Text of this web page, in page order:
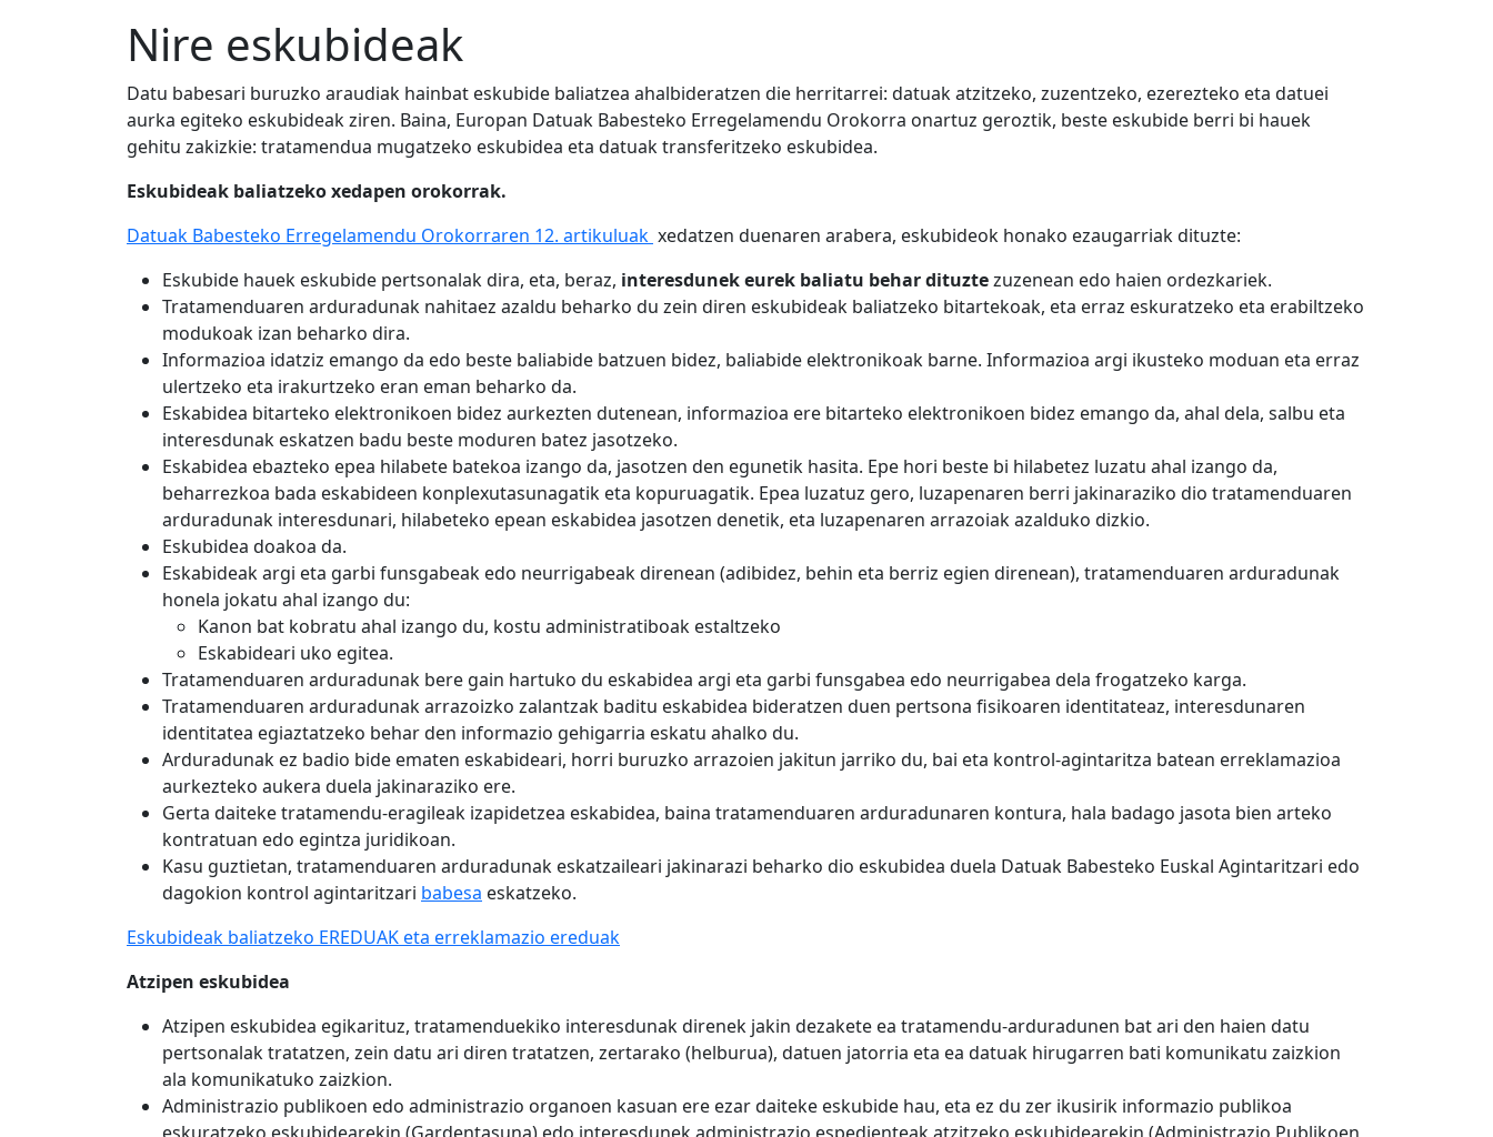
Nire eskubideak
Datu babesari buruzko araudiak hainbat eskubide baliatzea ahalbideratzen die herritarrei: datuak atzitzeko, zuzentzeko, ezerezteko eta datuei
aurka egiteko eskubideak ziren. Baina, Europan Datuak Babesteko Erregelamendu Orokorra onartuz geroztik, beste eskubide berri bi hauek
gehitu zakizkie: tratamendua mugatzeko eskubidea eta datuak transferitzeko eskubidea.
Eskubideak baliatzeko xedapen orokorrak.
Datuak Babesteko Erregelamendu Orokorraren 12. artikuluak xedatzen duenaren arabera, eskubideok honako ezaugarriak dituzte:
Eskubide hauek eskubide pertsonalak dira, eta, beraz, interesdunek eurek baliatu behar dituztezuzenean edo haien ordezkariek.
Tratamenduaren arduradunak nahitaez azaldu beharko du zein diren eskubideak baliatzeko bitartekoak, eta erraz eskuratzeko eta erabiltzeko
modukoak izan beharko dira.
Informazioa idatziz emango da edo beste baliabide batzuen bidez, baliabide elektronikoak barne. Informazioa argi ikusteko moduan eta erraz
ulertzeko eta irakurtzeko eran eman beharko da.
Eskabidea bitarteko elektronikoen bidez aurkezten dutenean, informazioa ere bitarteko elektronikoen bidez emango da, ahal dela, salbu eta
interesdunak eskatzen badu beste moduren batez jasotzeko.
Eskabidea ebazteko epea hilabete batekoa izango da, jasotzen den egunetik hasita. Epe hori beste bi hilabetez luzatu ahal izango da,
beharrezkoa bada eskabideen konplexutasunagatik eta kopuruagatik. Epea luzatuz gero, luzapenaren berri jakinaraziko dio tratamenduaren
arduradunak interesdunari, hilabeteko epean eskabidea jasotzen denetik, eta luzapenaren arrazoiak azalduko dizkio.
Eskubidea doakoa da.
Eskabideak argi eta garbi funsgabeak edo neurrigabeak direnean (adibidez, behin eta berriz egien direnean), tratamenduaren arduradunak
honela jokatu ahal izango du:
Kanon bat kobratu ahal izango du, kostu administratiboak estaltzeko
Eskabideari uko egitea.
Tratamenduaren arduradunak bere gain hartuko du eskabidea argi eta garbi funsgabea edo neurrigabea dela frogatzeko karga.
Tratamenduaren arduradunak arrazoizko zalantzak baditu eskabidea bideratzen duen pertsona fisikoaren identitateaz, interesdunaren
identitatea egiaztatzeko behar den informazio gehigarria eskatu ahalko du.
Arduradunak ez badio bide ematen eskabideari, horri buruzko arrazoien jakitun jarriko du, bai eta kontrol-agintaritza batean erreklamazioa
aurkezteko aukera duela jakinaraziko ere.
Gerta daiteke tratamendu-eragileak izapidetzea eskabidea, baina tratamenduaren arduradunaren kontura, hala badago jasota bien arteko
kontratuan edo egintza juridikoan.
Kasu guztietan, tratamenduaren arduradunak eskatzaileari jakinarazi beharko dio eskubidea duela Datuak Babesteko Euskal Agintaritzari edo
dagokion kontrol agintaritzari babesa eskatzeko.
Eskubideak baliatzeko EREDUAK eta erreklamazio ereduak
Atzipen eskubidea
Atzipen eskubidea egikarituz, tratamenduekiko interesdunak direnek jakin dezakete ea tratamendu-arduradunen bat ari den haien datu
pertsonalak tratatzen, zein datu ari diren tratatzen, zertarako (helburua), datuen jatorria eta ea datuak hirugarren bati komunikatu zaizkion
ala komunikatuko zaizkion.
Administrazio publikoen edo administrazio organoen kasuan ere ezar daiteke eskubide hau, eta ez du zer ikusirik informazio publikoa